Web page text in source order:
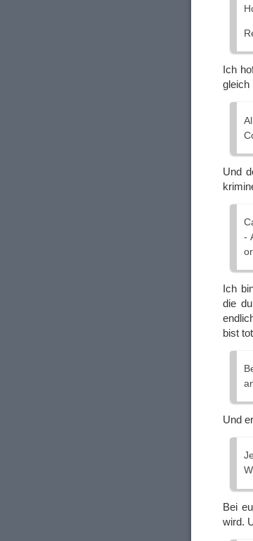
Ich
gleich
Und
-
Ich
die
bist
Und
Bei
wird.